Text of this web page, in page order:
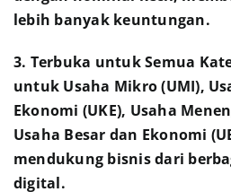
lebih banyak keuntungan.
3. Terbuka untuk Semua
untuk Usaha Mikro (UMI),
Ekonomi (UKE), Usaha
Usaha Besar dan Ekonomi
mendukung bisnis dari
digital.